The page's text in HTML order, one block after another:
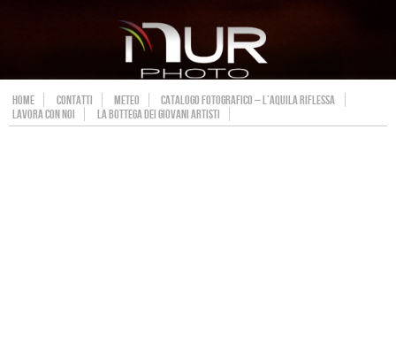
HOME CONTATTI METEO
CATALOGO FOTOGRAFICO – L’AQUILA RIFLESSA
LAVORA CON NOI
LA BOTTEGA DEI GIOVANI ARTISTI